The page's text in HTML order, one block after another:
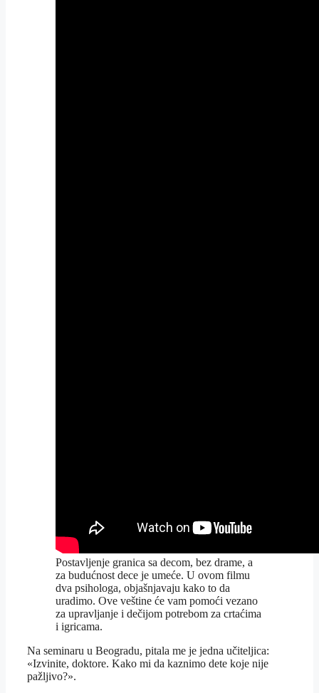
Postavljenje granica sa decom, bez drame, a
za budućnost dece je umeće. U ovom filmu
dva psihologa, objašnjavaju kako to da
uradimo. Ove veštine će vam pomoći vezano
za upravljanje i dečijom potrebom za crtaćima
i igricama.
Na seminaru u Beogradu, pitala me je jedna učiteljica:
«Izvinite, doktore. Kako mi da kaznimo dete koje nije
pažljivo?».